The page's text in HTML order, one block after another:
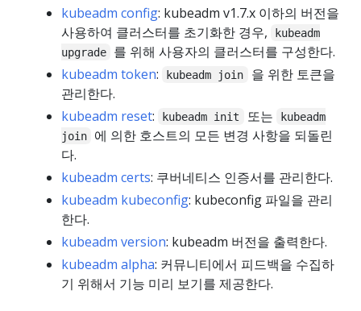
kubeadm config: kubeadm v1.7.x 이하의 버전을
사용하여 클러스터를 초기화한 경우,
kubeadm
upgrade
를 위해 사용자의 클러스터를 구성한다.
kubeadm token: kubeadm join
을 위한 토큰을
관리한다.
kubeadm reset: kubeadm init 또는
kubeadm
join
에 의한 호스트의 모든 변경 사항을 되돌린
다.
kubeadm certs: 쿠버네티스 인증서를 관리한다.
kubeadm kubeconfig: kubeconfig 파일을 관리
한다.
kubeadm version: kubeadm 버전을 출력한다.
kubeadm alpha: 커뮤니티에서 피드백을 수집하
기 위해서 기능 미리 보기를 제공한다.